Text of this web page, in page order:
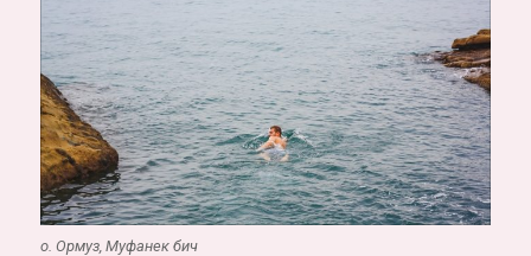
о. Ормуз, Муфанек бич